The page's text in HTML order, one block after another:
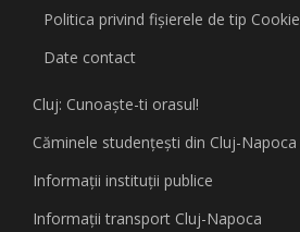
Politica privind fişierele de tip Cookie
Date contact
Cluj: Cunoaşte-ti orasul!
Căminele studenţeşti din Cluj-Napoca
Informaţii instituţii publice
Informaţii transport Cluj-Napoca